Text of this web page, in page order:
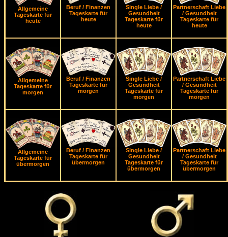
Allgemeine
Tageskarte für
heute
Beruf / Finanzen
Tageskarte für
heute
Single Liebe /
Gesundheit
Tageskarte für
heute
Partnerschaft Liebe
/ Gesundheit
Tageskarte für
heute
Allgemeine
Tageskarte für
morgen
Beruf / Finanzen
Tageskarte für
morgen
Single Liebe /
Gesundheit
Tageskarte für
morgen
Partnerschaft Liebe
/ Gesundheit
Tageskarte für
morgen
Allgemeine
Tageskarte für
übermorgen
Beruf / Finanzen
Tageskarte für
übermorgen
Single Liebe /
Gesundheit
Tageskarte für
übermorgen
Partnerschaft Liebe
/ Gesundheit
Tageskarte für
übermorgen